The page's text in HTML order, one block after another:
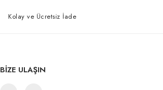
Kolay ve Ücretsiz İade
BİZE ULAŞIN